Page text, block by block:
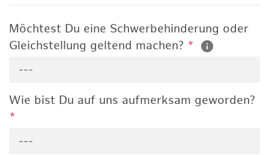
Möchtest Du eine Schwerbehinderung oder
Gleichstellung geltend machen? *
---
Wie bist Du auf uns aufmerksam geworden?
*
---